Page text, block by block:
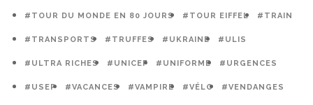
#TOUR DU MONDE EN 80 JOURS #TOUR EIFFEL #TRAIN
#TRANSPORTS #TRUFFES #UKRAINE #ULIS
#ULTRA RICHES #UNICEF #UNIFORME #URGENCES
#USEP #VACANCES #VAMPIRE #VÉLO #VENDANGES